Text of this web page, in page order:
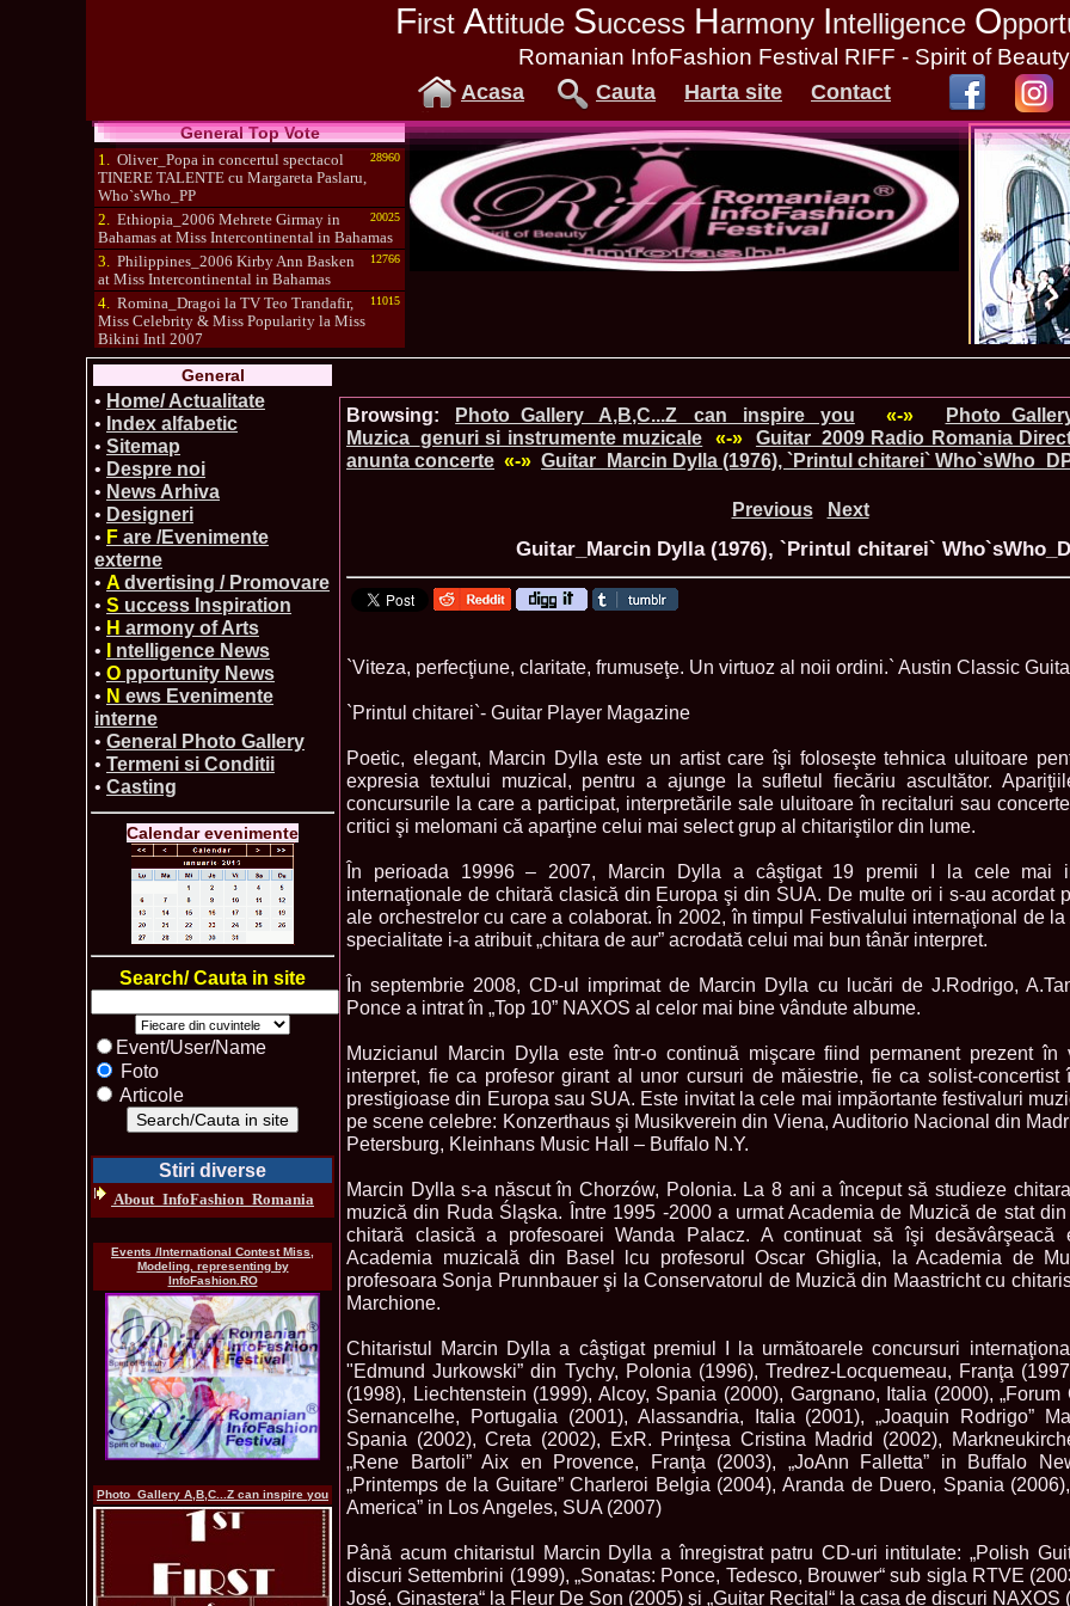
First Attitude Success Harmony Intelligence O
Romanian InfoFashion Festival RIFF - Spirit of
Acasa Cauta Harta site Contact
General Top Vote
28960
1. Oliver_Popa in concertul spectacol
TINERE TALENTE cu Margareta Paslaru,
Who`sWho_PP
20025
2. Ethiopia_2006 Mehrete Girmay in
Bahamas at Miss Intercontinental in Bahamas
12766
3. Philippines_2006 Kirby Ann Basken
at Miss Intercontinental in Bahamas
11015
4. Romina_Dragoi la TV Teo Trandafir,
Miss Celebrity & Miss Popularity la Miss
Bikini Intl 2007
10470
5.Simona_Bitiusca a castigat titlul
International Model of the Year 2009 in South
Korea
2.
South Korea
Miss Bikini
4.
5.
concurs
6.
International
7.
8. Top_Model
35th edition in
10.
England,
11.
Botezatu and
13.
Nov-12 Dec
14.
Final
15.
Festival of
17.
Concursul din
18.
Final Show in
19.
Scotland,
Neagoe
20.
Bangkok,
22.Romania
Queen
23.
General
• Home/ Actualitate
• Index alfabetic
• Sitemap
• Despre noi
• News Arhiva
• Designeri
• F are /Evenimente
externe
• A dvertising / Promovare
• S uccess Inspiration
• H armony of Arts
•
ntelligence News
• O pportunity News
• N ews Evenimente
interne
• General Photo Gallery
• Termeni si Conditii
• Casting
Calendar evenimente
Search/ Cauta in site
Event/User/Name
Foto
Articole
Stiri diverse
About_InfoFashion_Romania
Events /International Contest Miss,
Modeling, representing by
InfoFashion.RO
Photo_Gallery A,B,C...Z can inspire you
Browsing: Photo_Gallery A,B,C...Z can inspire you «-»
Muzica_genuri si instrumente muzicale
«-»
Guitar_2009 Radio Romania
anunta concerte «-» Guitar_Marcin Dylla (1976), `Printul chitarei`
Previous Next
Guitar_Marcin Dylla (1976), `Printul chitarei`
`Viteza, perfecţiune, claritate, frumuseţe. Un virtuoz al noii ordini.` Austin Classic
`Printul chitarei`- Guitar Player Magazine
Poetic, elegant, Marcin Dylla este un artist care îşi foloseşte tehnica uluitoare
expresia textului muzical, pentru a ajunge la sufletul fiecăriu ascultător.
concursurile la care a participat, interpretările sale uluitoare în recitaluri sau
critici şi melomani că aparţine celui mai select grup al chitariştilor din lume.
În perioada 19996 – 2007, Marcin Dylla a câştigat 19 premii I la cele mai
internaţionale de chitară clasică din Europa şi din SUA. De multe ori i s-au acordat
ale orchestrelor cu care a colaborat. În 2002, în timpul Festivalului internaţional de
specialitate i-a atribuit „chitara de aur” acrodată celui mai bun tânăr interpret.
În septembrie 2008, CD-ul imprimat de Marcin Dylla cu lucări de J.Rodrigo,
Ponce a intrat în „Top 10” NAXOS al celor mai bine vândute albume.
Muzicianul Marcin Dylla este într-o continuă mişcare fiind permanent prezent
interpret, fie ca profesor girant al unor cursuri de măiestrie, fie ca solist-concertist
prestigioase din Europa sau SUA. Este invitat la cele mai impăortante festivaluri
pe scene celebre: Konzerthaus şi Musikverein din Viena, Auditorio Nacional din
Petersburg, Kleinhans Music Hall – Buffalo N.Y.
Marcin Dylla s-a născut în Chorzów, Polonia. La 8 ani a început să studieze
muzică din Ruda Śląska. Între 1995 -2000 a urmat Academia de Muzică de stat
chitară clasică a profesoarei Wanda Palacz. A continuat să îşi desăvârşeacă
Academia muzicală din Basel lcu profesorul Oscar Ghiglia, la Academia de
profesoara Sonja Prunnbauer şi la Conservatorul de Muzică din Maastricht cu
Marchione.
Chitaristul Marcin Dylla a câştigat premiul I la următoarele concursuri
"Edmund Jurkowski” din Tychy, Polonia (1996), Tredrez-Locquemeau, Franţa
(1998), Liechtenstein (1999), Alcoy, Spania (2000), Gargnano, Italia (2000), „Forum
Sernancelhe, Portugalia (2001), Alassandria, Italia (2001), „Joaquin Rodrigo”
Spania (2002), Creta (2002), ExR. Prinţesa Cristina Madrid (2002),
„Rene Bartoli” Aix en Provence, Franţa (2003), „JoAnn Falletta” in Buffalo
„Printemps de la Guitare” Charleroi Belgia (2004), Aranda de Duero, Spania
America” in Los Angeles, SUA (2007)
Până acum chitaristul Marcin Dylla a înregistrat patru CD-uri intitulate: „Polish
discuri Settembrini (1999), „Sonatas: Ponce, Tedesco, Brouwer“ sub sigla RTVE
José, Ginastera“ la Fleur De Son (2005) şi „Guitar Recital“ la casa de discuri NAXOS